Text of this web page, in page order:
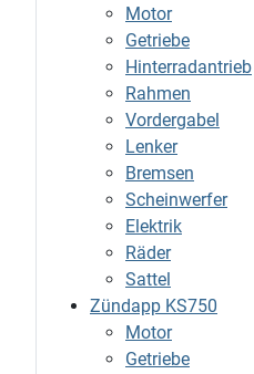
Motor
Getriebe
Hinterradantrieb
Rahmen
Vordergabel
Lenker
Bremsen
Scheinwerfer
Elektrik
Räder
Sattel
Zündapp KS750
Motor
Getriebe